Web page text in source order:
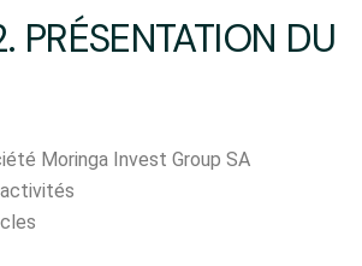
PRÉSENTATION DU
Moringa Invest Group SA